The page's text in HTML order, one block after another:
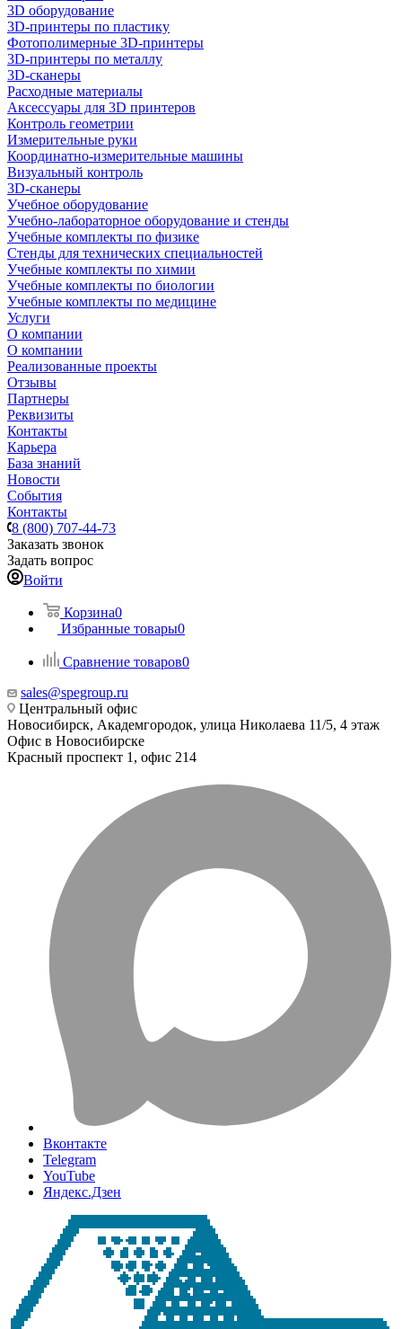
3D оборудование
3D-принтеры по пластику
Фотополимерные 3D-принтеры
3D-принтеры по металлу
3D-сканеры
Расходные материалы
Аксессуары для 3D принтеров
Контроль геометрии
Измерительные руки
Координатно-измерительные машины
Визуальный контроль
3D-сканеры
Учебное оборудование
Учебно-лабораторное оборудование и стенды
Учебные комплекты по физике
Стенды для технических специальностей
Учебные комплекты по химии
Учебные комплекты по биологии
Учебные комплекты по медицине
Услуги
О компании
О компании
Реализованные проекты
Отзывы
Партнеры
Реквизиты
Контакты
Карьера
База знаний
Новости
События
Контакты
8 (800) 707-44-73
Заказать звонок
Задать вопрос
Войти
Корзина0
Избранные товары0
Сравнение товаров0
sales@spegroup.ru
Центральный офис
Новосибирск, Академгородок, улица Николаева 11/5, 4 этаж
Офис в Новосибирске
Красный проспект 1, офис 214
Вконтакте
Telegram
YouTube
Яндекс.Дзен